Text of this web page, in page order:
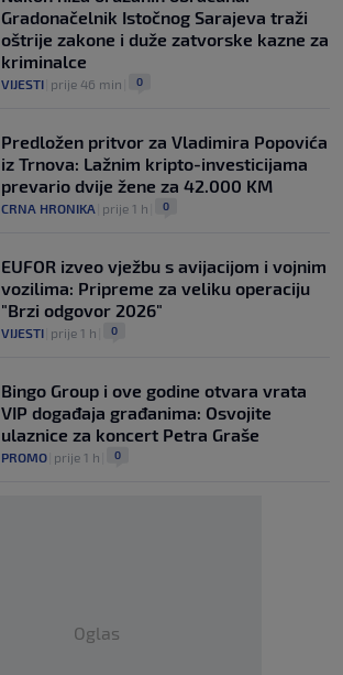
Gradonačelnik Istočnog Sarajeva traži
oštrije zakone i duže zatvorske kazne za
kriminalce
VIJESTI prije 46 min 0
Predložen pritvor za Vladimira Popovića
iz Trnova: Lažnim kripto-investicijama
prevario dvije žene za 42.000 KM
CRNA HRONIKA prije 1 h 0
EUFOR izveo vježbu s avijacijom i vojnim
vozilima: Pripreme za veliku operaciju
"Brzi odgovor 2026"
VIJESTI prije 1 h 0
Bingo Group i ove godine otvara vrata
VIP događaja građanima: Osvojite
ulaznice za koncert Petra Graše
PROMO prije 1 h 0
Oglas